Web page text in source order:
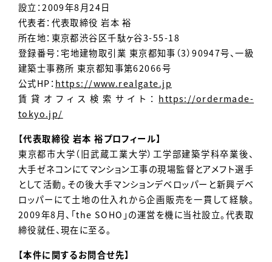
設立：2009年8月24日
代表者：代表取締役 岩本 裕
所在地：東京都渋谷区千駄ヶ谷3-55-18
登録番号：宅地建物取引業 東京都知事（3）90947号、一級
建築士事務所 東京都知事第62066号
公式HP： https://www.realgate.jp
賃貸オフィス検索サイト： https://ordermade-
tokyo.jp/
【代表取締役 岩本 裕プロフィール】
東京都市大学（旧武蔵工業大学）工学部建築学科卒業後、
大手ゼネコンにてマンション工事の現場監督とアメフト選手
として活動。その後大手マンションデベロッパーと新興デベ
ロッパーにて土地の仕入れから企画販売を一貫して経験。
2009年8月、「the SOHO」の運営を機に当社設立。代表取
締役就任、現在に至る。
【本件に関するお問合せ先】